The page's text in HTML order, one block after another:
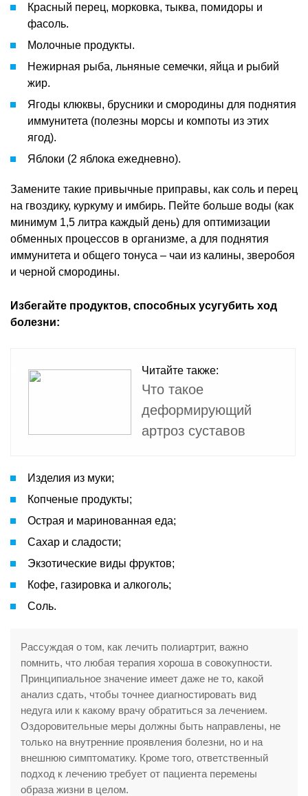
Красный перец, морковка, тыква, помидоры и
фасоль.
Молочные продукты.
Нежирная рыба, льняные семечки, яйца и рыбий
жир.
Ягоды клюквы, брусники и смородины для поднятия
иммунитета (полезны морсы и компоты из этих
ягод).
Яблоки (2 яблока ежедневно).
Замените такие привычные приправы, как соль и перец
на гвоздику, куркуму и имбирь. Пейте больше воды (как
минимум 1,5 литра каждый день) для оптимизации
обменных процессов в организме, а для поднятия
иммунитета и общего тонуса – чаи из калины, зверобоя
и черной смородины.
Избегайте продуктов, способных усугубить ход
болезни:
Читайте также:
Что такое
деформирующий
артроз суставов
Изделия из муки;
Копченые продукты;
Острая и маринованная еда;
Сахар и сладости;
Экзотические виды фруктов;
Кофе, газировка и алкоголь;
Соль.
Рассуждая о том, как лечить полиартрит, важно
помнить, что любая терапия хороша в совокупности.
Принципиальное значение имеет даже не то, какой
анализ сдать, чтобы точнее диагностировать вид
недуга или к какому врачу обратиться за лечением.
Оздоровительные меры должны быть направлены, не
только на внутренние проявления болезни, но и на
внешнюю симптоматику. Кроме того, ответственный
подход к лечению требует от пациента перемены
образа жизни в целом.